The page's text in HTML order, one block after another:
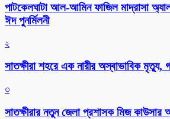
পাটকেলঘাটা আল-আমিন ফাজিল মাদ্রাসা
ঈদ পুনর্মিলনী
২
সাতক্ষীরা শহরে এক নারীর অস্বাভাবিক মৃত্যু,
৩
সাতক্ষীরার নতুন জেলা প্রশাসক মিজ